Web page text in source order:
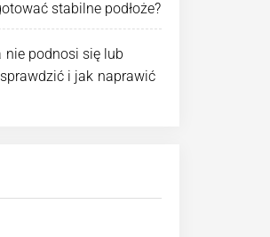
stabilne podłoże?
nie podnosi się lub
i jak naprawić